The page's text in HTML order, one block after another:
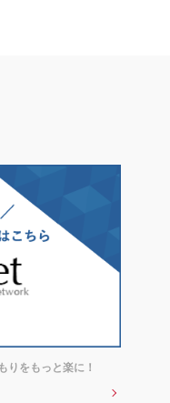
りをもっと楽に！